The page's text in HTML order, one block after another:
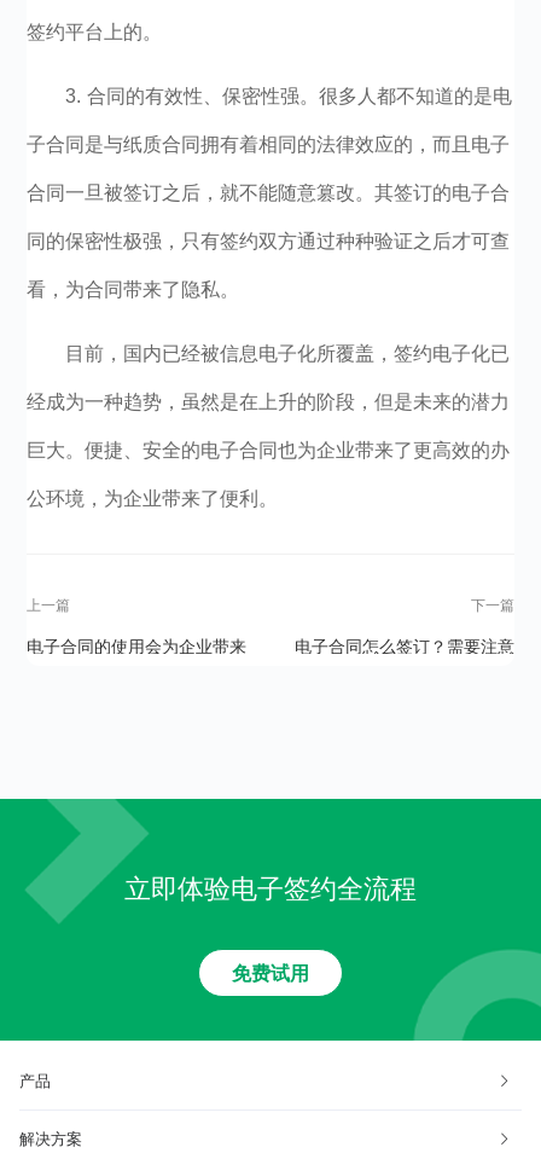
签约平台上的。
3. 合同的有效性、保密性强。很多人都不知道的是电
子合同是与纸质合同拥有着相同的法律效应的，而且电子
合同一旦被签订之后，就不能随意篡改。其签订的电子合
同的保密性极强，只有签约双方通过种种验证之后才可查
看，为合同带来了隐私。
目前，国内已经被信息电子化所覆盖，签约电子化已
经成为一种趋势，虽然是在上升的阶段，但是未来的潜力
巨大。便捷、安全的电子合同也为企业带来了更高效的办
公环境，为企业带来了便利。
上一篇
电子合同的使用会为企业带来
下一篇
电子合同怎么签订？需要注意
立即体验电子签约全流程
免费试用
产品
解决方案